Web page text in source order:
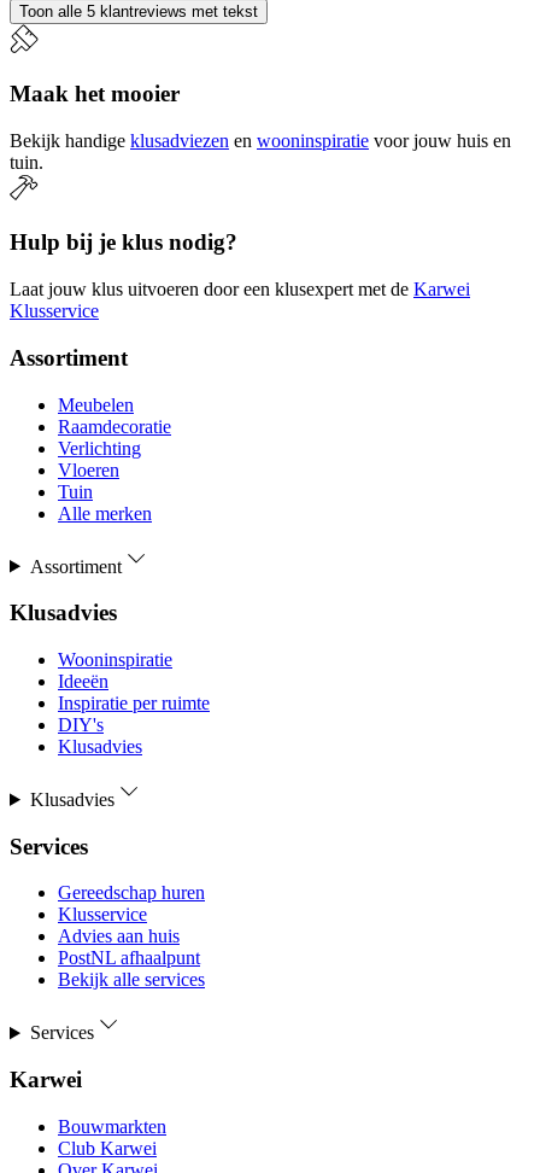
Toon alle 5 klantreviews met tekst
Maak het mooier
Bekijk handige klusadviezen en wooninspiratie voor jouw huis en
tuin.
Hulp bij je klus nodig?
Laat jouw klus uitvoeren door een klusexpert met de Karwei
Klusservice
Assortiment
Meubelen
Raamdecoratie
Verlichting
Vloeren
Tuin
Alle merken
Assortiment
Klusadvies
Wooninspiratie
Ideeën
Inspiratie per ruimte
DIY's
Klusadvies
Klusadvies
Services
Gereedschap huren
Klusservice
Advies aan huis
PostNL afhaalpunt
Bekijk alle services
Services
Karwei
Bouwmarkten
Club Karwei